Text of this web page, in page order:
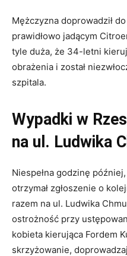
Mężczyzna doprowadził
prawidłowo jadącym
tyle duża, że 34-letni
obrażenia i został
szpitala.
Wypadki w
na ul. Ludwika
Niespełna godzinę
otrzymał zgłoszenie o
razem na ul. Ludwika
ostrożność przy
kobieta kierująca Fordem
skrzyżowanie,